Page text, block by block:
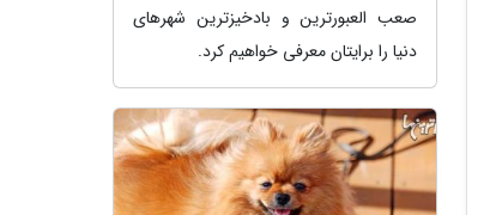
صعب العبورترین و بادخیزترین شهرهای
دنیا را برایتان معرفی خواهیم کرد.